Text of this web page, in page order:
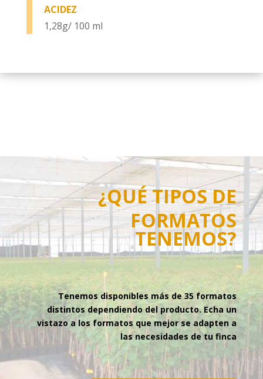
ACIDEZ
1,28g/ 100 ml
¿QUÉ TIPOS DE
FORMATOS
TENEMOS?
Tenemos disponibles más de 35 formatos
distintos dependiendo del producto. Echa un
vistazo a los formatos que mejor se adapten a
las necesidades de tu finca